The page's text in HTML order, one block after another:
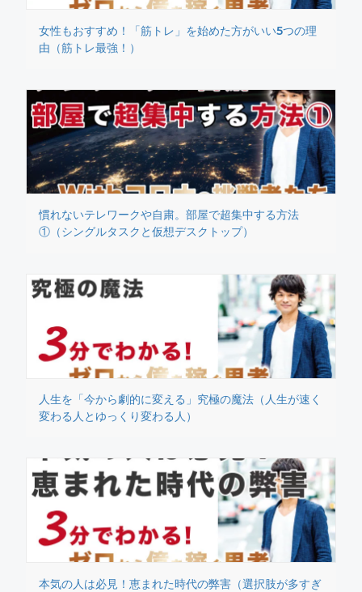
女性もおすすめ！「筋トレ」を始めた方がいい5つの理
由（筋トレ最強！）
慣れないテレワークや自粛。部屋で超集中する方法
①（シングルタスクと仮想デスクトップ）
人生を「今から劇的に変える」究極の魔法（人生が速く
変わる人とゆっくり変わる人）
本気の人は必見！恵まれた時代の弊害（選択肢が多すぎ